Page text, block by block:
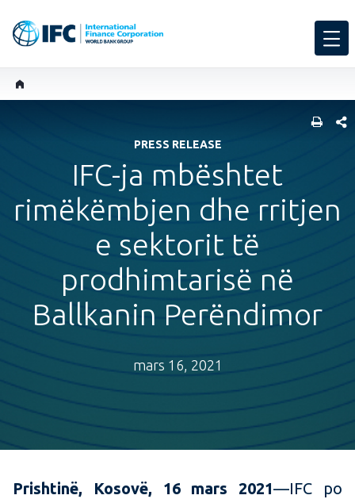
PRESS RELEASE
IFC-ja mbështet
rimëkëmbjen dhe rritjen
e sektorit të
prodhimtarisë në
Ballkanin Perëndimor
mars 16, 2021
Prishtinë, Kosovë, 16 mars 2021—IFC po